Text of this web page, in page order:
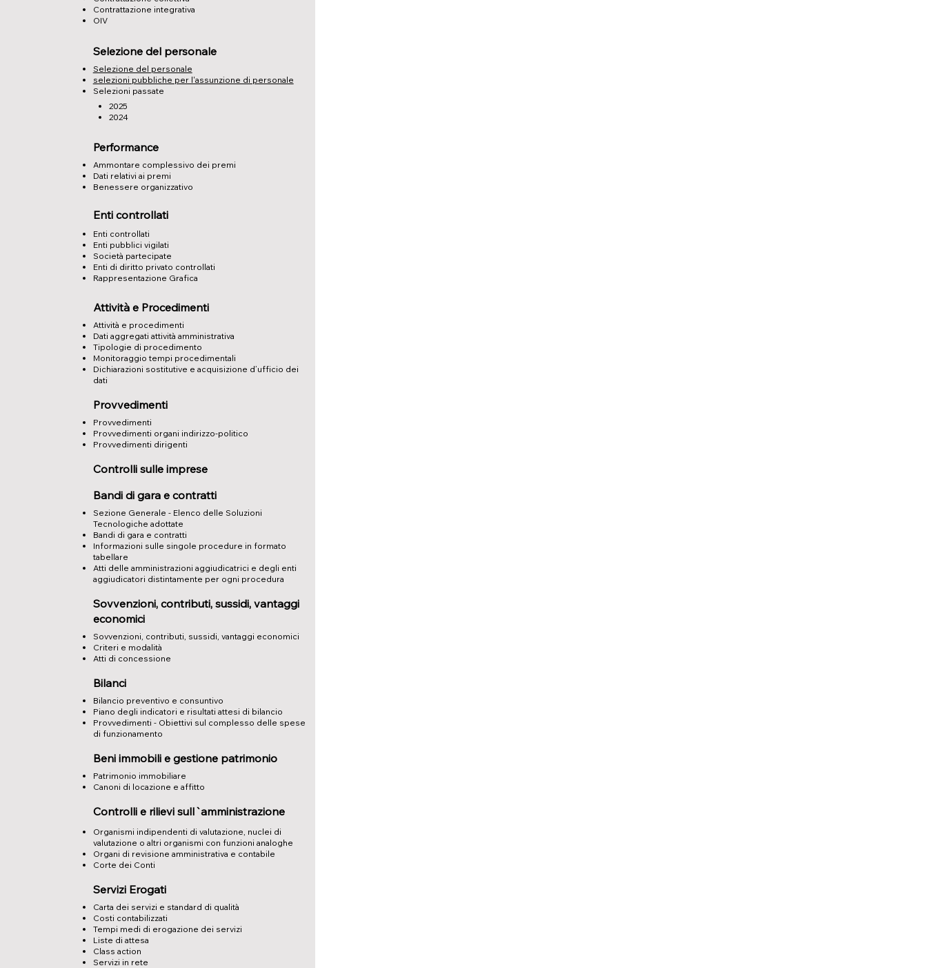
Contrattazione integrativa
OIV
Selezione del personale
Selezione del personale
selezioni pubbliche per l'assunzione di personale
Selezioni passate
2025
2024
Performance
Ammontare complessivo dei premi
Dati relativi ai premi
Benessere organizzativo
Enti controllati
Enti controllati
Enti pubblici vigilati
Società partecipate
Enti di diritto privato controllati
Rappresentazione Grafica
Attività e Procedimenti
Attività e procedimenti
Dati aggregati attività amministrativa
Tipologie di procedimento
Monitoraggio tempi procedimentali
Dichiarazioni sostitutive e acquisizione d’ufficio dei
dati
Provvedimenti
Provvedimenti
Provvedimenti organi indirizzo-politico
Provvedimenti dirigenti
Controlli sulle imprese
Bandi di gara e contratti
Sezione Generale - Elenco delle Soluzioni
Tecnologiche adottate
Bandi di gara e contratti
Informazioni sulle singole procedure in formato
tabellare
Atti delle amministrazioni aggiudicatrici e degli enti
aggiudicatori distintamente per ogni procedura
Sovvenzioni, contributi, sussidi, vantaggi
economici
​Sovvenzioni, contributi, sussidi, vantaggi economici
Criteri e modalità
Atti di concessione
Bilanci
Bilancio preventivo e consuntivo
Piano degli indicatori e risultati attesi di bilancio
Provvedimenti - Obiettivi sul complesso delle spese
di funzionamento
Beni immobili e gestione patrimonio
Patrimonio immobiliare
Canoni di locazione e affitto
Controlli e rilievi sull`amministrazione
Organismi indipendenti di valutazione, nuclei di
valutazione o altri organismi con funzioni analoghe
Organi di revisione amministrativa e contabile
Corte dei Conti
Servizi Erogati
Carta dei servizi e standard di qualità
Costi contabilizzati
Tempi medi di erogazione dei servizi
Liste di attesa
Class action
Servizi in rete